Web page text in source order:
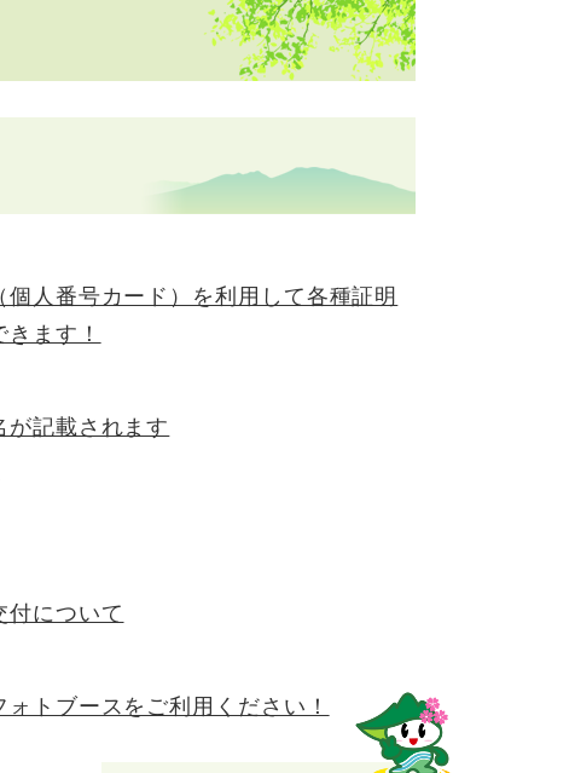
人番号カード）を利用して各種証明
ます！
が記載されます
付について
トブースをご利用ください！